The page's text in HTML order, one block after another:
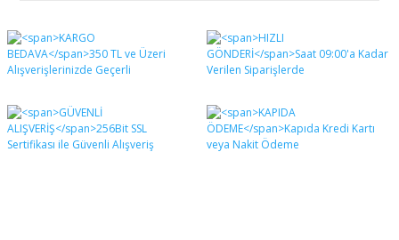
Bu ürüne ilk yorumu siz yapın!
Yorum Yaz
Bu ürünün fiyat bilgisi, resim, ürün açıklamalarında ve
diğer konularda yetersiz gördüğünüz noktaları öneri
formunu kullanarak tarafımıza iletebilirsiniz.
Görüş ve önerileriniz için teşekkür ederiz.
Ürün resmi kalitesiz, bozuk veya görüntülenemiyor.
Ürün açıklamasında eksik bilgiler bulunuyor.